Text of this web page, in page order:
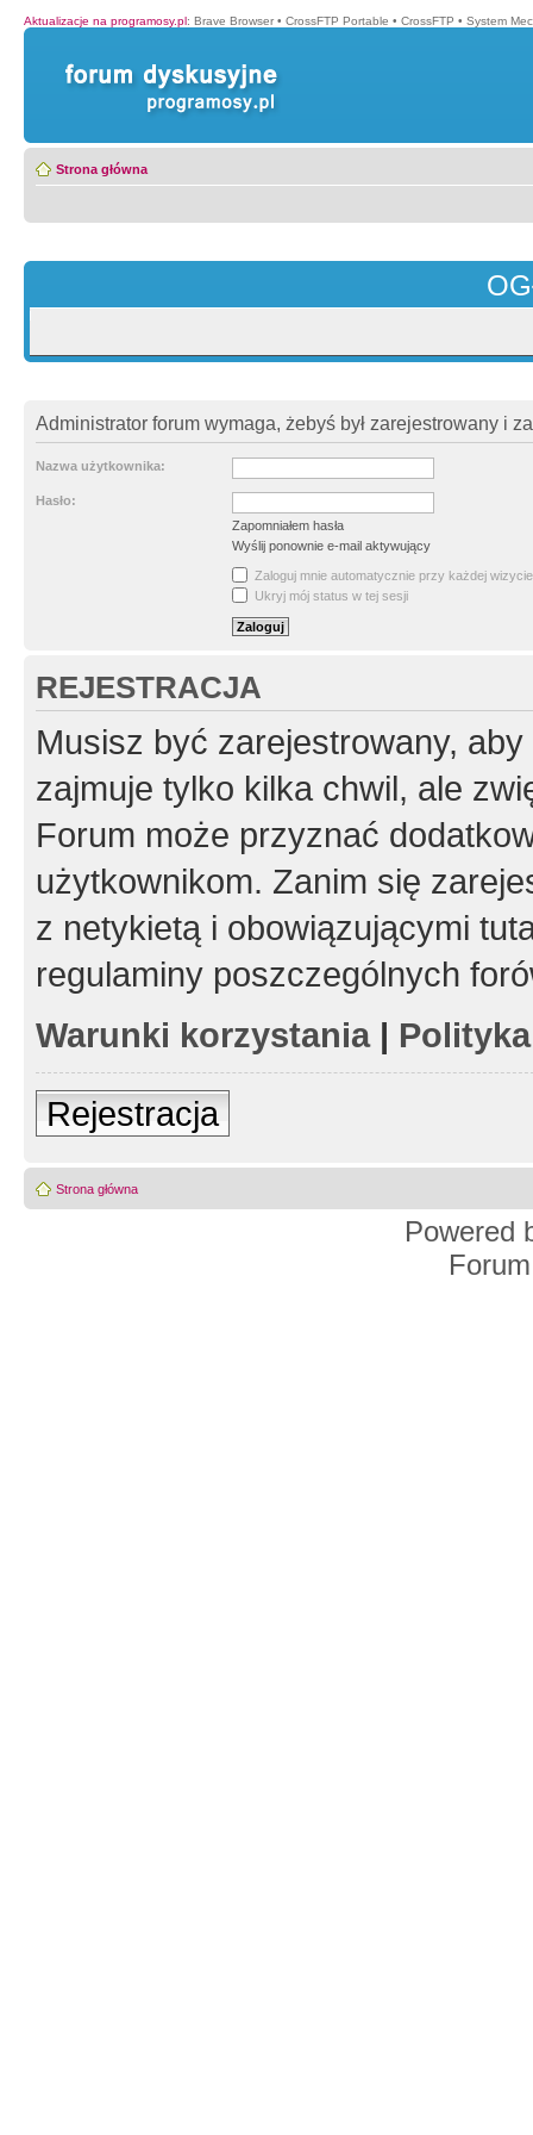
Aktualizacje na programosy.pl: Brave Browser • CrossFTP Portable • CrossFTP • System
Strona główna
Administrator forum wymaga, żebyś był zarejestrowany i
Nazwa użytkownika:
Hasło:
Zapomniałem hasła
Wyślij ponownie e-mail aktywujący
Zaloguj mnie automatycznie przy każdej wizycie
Ukryj mój status w tej sesji
REJESTRACJA
Musisz być zarejestrowany,
zajmuje tylko kilka chwil, ale
Forum może przyznać
użytkownikom. Zanim się
z netykietą i obowiązującymi
regulaminy poszczególnych
Warunki korzystania|
Rejestracja
Strona główna
Powered